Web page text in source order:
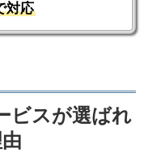
対応
ビスが選ばれ